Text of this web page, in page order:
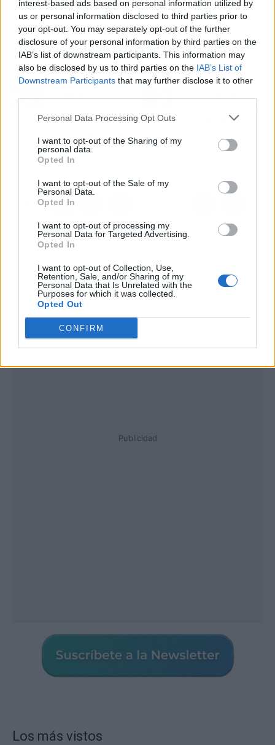
interest-based ads based on personal information utilized by
us or personal information disclosed to third parties prior to
your opt-out. You may separately opt-out of the further
disclosure of your personal information by third parties on the
IAB’s list of downstream participants. This information may
also be disclosed by us to third parties on the IAB’s List of
Downstream Participants that may further disclose it to other
Personal Data Processing Opt Outs
I want to opt-out of the Sharing of my
personal data.
Opted In
I want to opt-out of the Sale of my
Personal Data.
Opted In
I want to opt-out of processing my
Personal Data for Targeted Advertising.
Opted In
I want to opt-out of Collection, Use,
Retention, Sale, and/or Sharing of my
Personal Data that Is Unrelated with the
Purposes for which it was collected.
Opted Out
CONFIRM
en el alivio de la carga emocional producto de la
deuda, y ayudar a mejorar la salud mental de
sus clientes.
Artículo anterior
hormigón impreso
Hormigón Impreso
Enemar
Artículo siguiente
frente a los abusos
Publicidad
Los más vistos